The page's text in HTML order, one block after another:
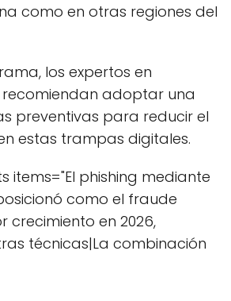
como en otras regiones del
los expertos en
adoptar una
preventivas para reducir el
estas trampas digitales.
items="El phishing mediante
como el fraude
crecimiento en 2026,
técnicas|La combinación